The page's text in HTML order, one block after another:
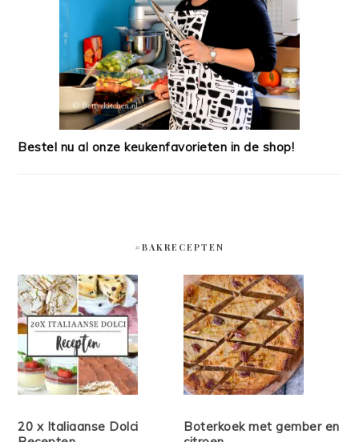
Bestel nu al onze keukenfavorieten in de shop!
#BAKRECEPTEN
20 x Italiaanse Dolci
Boterkoek met gember en